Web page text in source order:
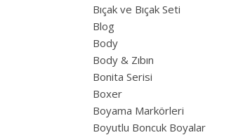
Bıçak ve Bıçak Seti
Blog
Body
Body & Zıbın
Bonita Serisi
Boxer
Boyama Markörleri
Boyutlu Boncuk Boyalar